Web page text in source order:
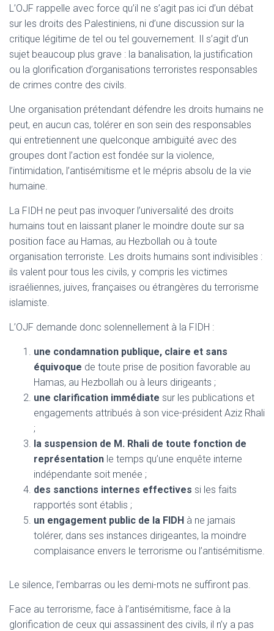
L’OJF rappelle avec force qu’il ne s’agit pas ici d’un débat
sur les droits des Palestiniens, ni d’une discussion sur la
critique légitime de tel ou tel gouvernement. Il s’agit d’un
sujet beaucoup plus grave : la banalisation, la justification
ou la glorification d’organisations terroristes responsables
de crimes contre des civils.
Une organisation prétendant défendre les droits humains ne
peut, en aucun cas, tolérer en son sein des responsables
qui entretiennent une quelconque ambiguïté avec des
groupes dont l’action est fondée sur la violence,
l’intimidation, l’antisémitisme et le mépris absolu de la vie
humaine.
La FIDH ne peut pas invoquer l’universalité des droits
humains tout en laissant planer le moindre doute sur sa
position face au Hamas, au Hezbollah ou à toute
organisation terroriste. Les droits humains sont indivisibles :
ils valent pour tous les civils, y compris les victimes
israéliennes, juives, françaises ou étrangères du terrorisme
islamiste.
L’OJF demande donc solennellement à la FIDH :
une condamnation publique, claire et sans
équivoque de toute prise de position favorable au
Hamas, au Hezbollah ou à leurs dirigeants ;
une clarification immédiate sur les publications et
engagements attribués à son vice-président Aziz Rhali
;
la suspension de M. Rhali de toute fonction de
représentation le temps qu’une enquête interne
indépendante soit menée ;
des sanctions internes effectives si les faits
rapportés sont établis ;
un engagement public de la FIDH à ne jamais
tolérer, dans ses instances dirigeantes, la moindre
complaisance envers le terrorisme ou l’antisémitisme.
Le silence, l’embarras ou les demi-mots ne suffiront pas.
Face au terrorisme, face à l’antisémitisme, face à la
glorification de ceux qui assassinent des civils, il n’y a pas